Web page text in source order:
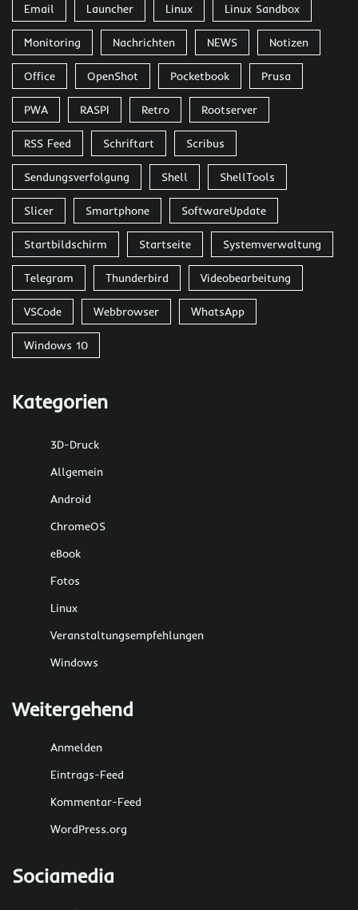
Email Launcher Linux Linux Sandbox
Monitoring Nachrichten NEWS Notizen
Office OpenShot Pocketbook Prusa
PWA RASPI Retro Rootserver
RSS Feed Schriftart Scribus
Sendungsverfolgung Shell ShellTools
Slicer Smartphone SoftwareUpdate
Startbildschirm Startseite Systemverwaltung
Telegram Thunderbird Videobearbeitung
VSCode Webbrowser WhatsApp
Windows 10
Kategorien
3D-Druck
Allgemein
Android
ChromeOS
eBook
Fotos
Linux
Veranstaltungsempfehlungen
Windows
Weitergehend
Anmelden
Eintrags-Feed
Kommentar-Feed
WordPress.org
Sociamedia